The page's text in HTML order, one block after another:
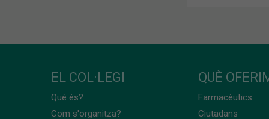
EL COL·LEGI
Què és?
Com s'organitza?
QUÈ
Farmacèutics
Ciutadans